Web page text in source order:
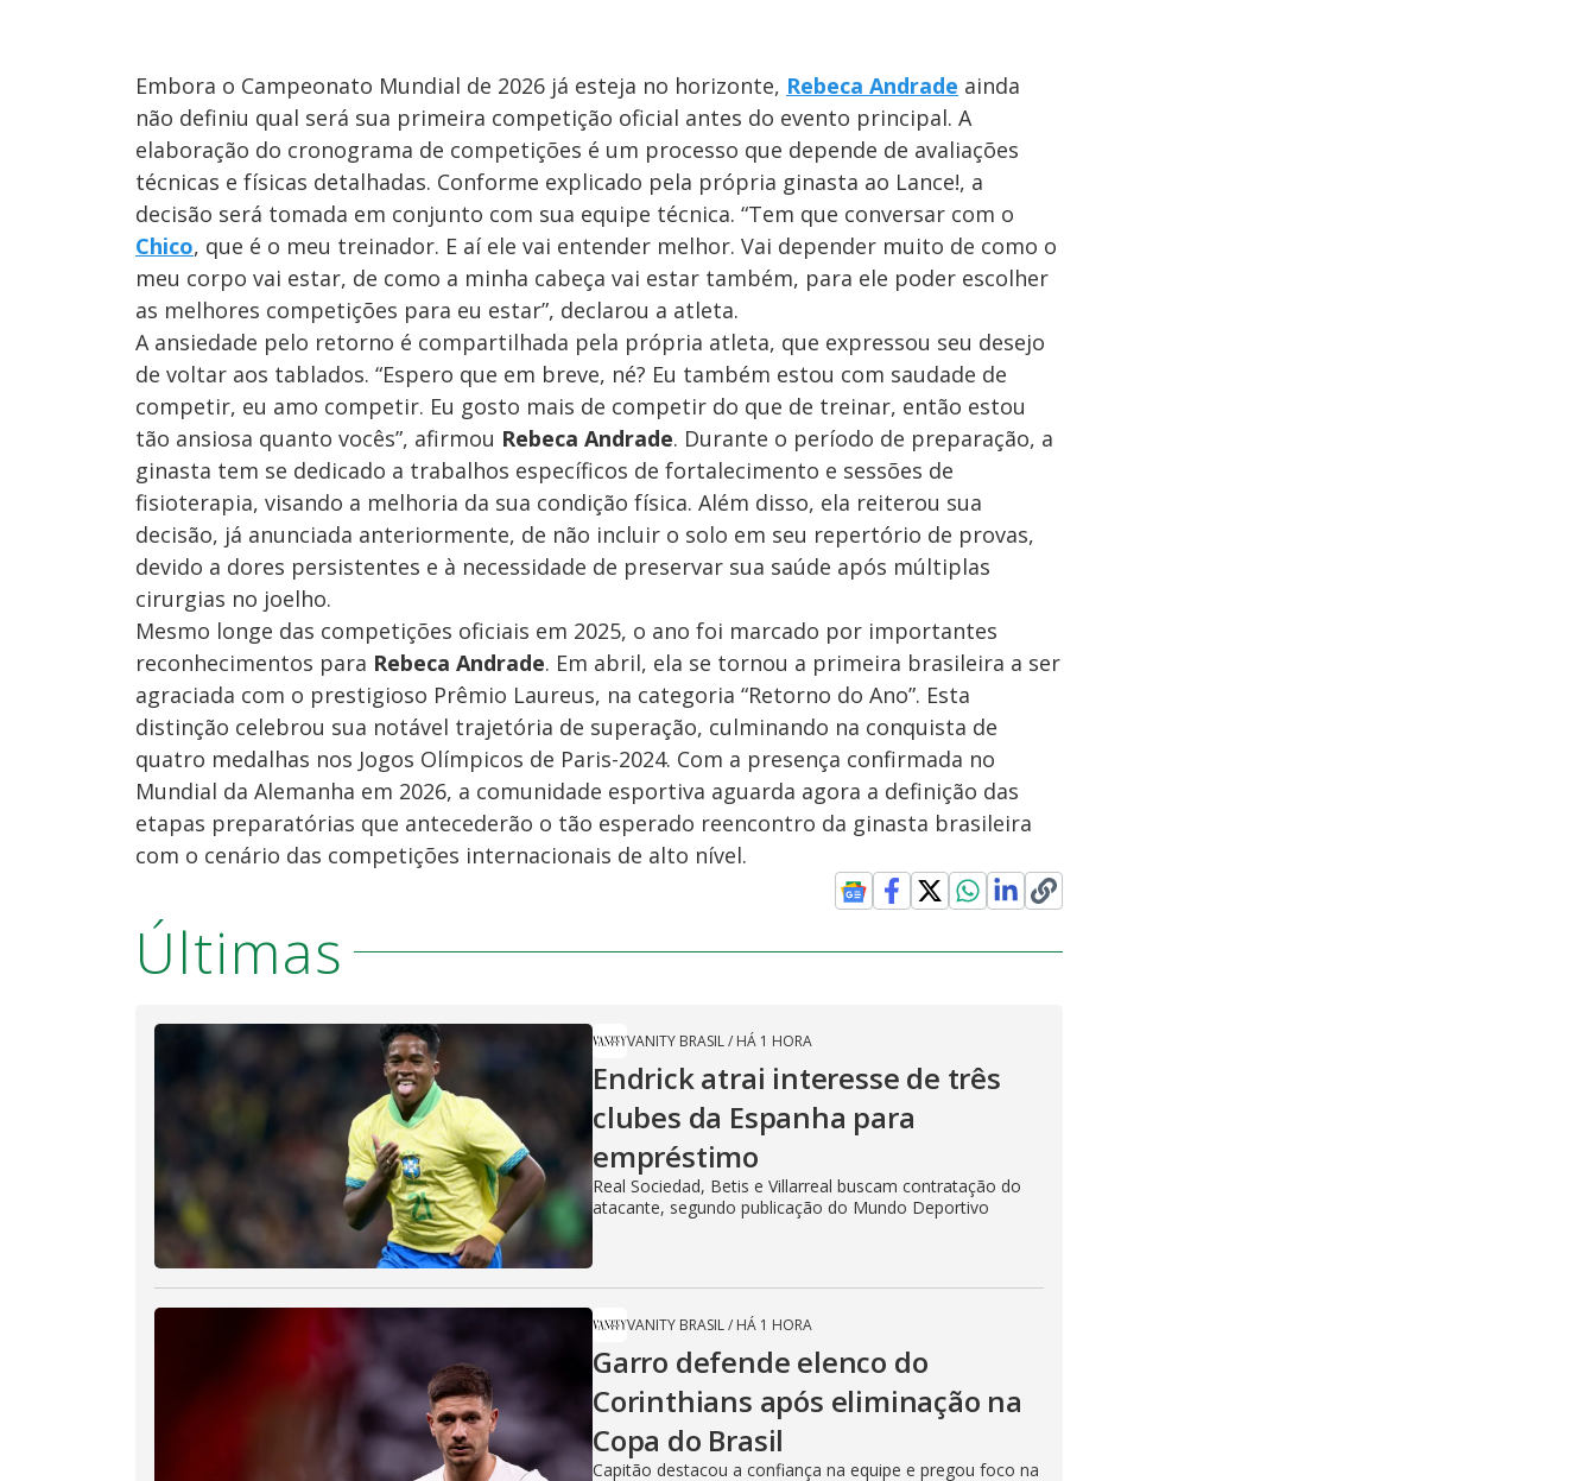
Embora o Campeonato Mundial de 2026 já esteja no horizonte, Rebeca Andrade ainda
não definiu qual será sua primeira competição oficial antes do evento principal. A
elaboração do cronograma de competições é um processo que depende de avaliações
técnicas e físicas detalhadas. Conforme explicado pela própria ginasta ao Lance!, a
decisão será tomada em conjunto com sua equipe técnica. “Tem que conversar com o
Chico, que é o meu treinador. E aí ele vai entender melhor. Vai depender muito de como o
meu corpo vai estar, de como a minha cabeça vai estar também, para ele poder escolher
as melhores competições para eu estar”, declarou a atleta.
A ansiedade pelo retorno é compartilhada pela própria atleta, que expressou seu desejo
de voltar aos tablados. “Espero que em breve, né? Eu também estou com saudade de
competir, eu amo competir. Eu gosto mais de competir do que de treinar, então estou
tão ansiosa quanto vocês”, afirmou Rebeca Andrade. Durante o período de preparação, a
ginasta tem se dedicado a trabalhos específicos de fortalecimento e sessões de
fisioterapia, visando a melhoria da sua condição física. Além disso, ela reiterou sua
decisão, já anunciada anteriormente, de não incluir o solo em seu repertório de provas,
devido a dores persistentes e à necessidade de preservar sua saúde após múltiplas
cirurgias no joelho.
Mesmo longe das competições oficiais em 2025, o ano foi marcado por importantes
reconhecimentos para Rebeca Andrade. Em abril, ela se tornou a primeira brasileira a ser
agraciada com o prestigioso Prêmio Laureus, na categoria “Retorno do Ano”. Esta
distinção celebrou sua notável trajetória de superação, culminando na conquista de
quatro medalhas nos Jogos Olímpicos de Paris-2024. Com a presença confirmada no
Mundial da Alemanha em 2026, a comunidade esportiva aguarda agora a definição das
etapas preparatórias que antecederão o tão esperado reencontro da ginasta brasileira
com o cenário das competições internacionais de alto nível.
Últimas
VANITY BRASIL/ HÁ 1 HORA
Endrick atrai interesse de três
clubes da Espanha para
empréstimo
Real Sociedad, Betis e Villarreal buscam contratação do
atacante, segundo publicação do Mundo Deportivo
VANITY BRASIL/ HÁ 1 HORA
Garro defende elenco do
Corinthians após eliminação na
Copa do Brasil
Capitão destacou a confiança na equipe e pregou foco na